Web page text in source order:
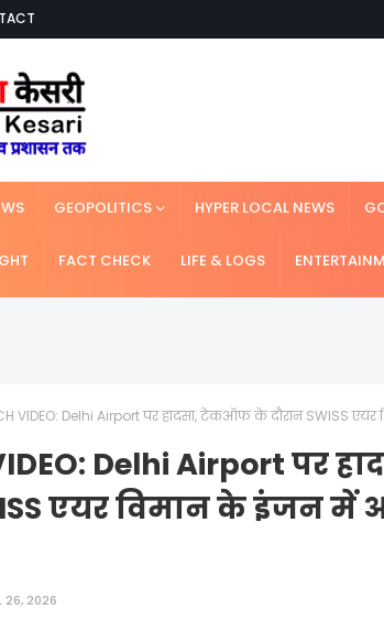
GEOPOLITICS HYPER LOCAL NEWS
FACT CHECK LIFE & LOGS
VIDEO: Delhi Airport पर हादसा, टेकऑफ के दौरान SWISS
Delhi Airport पर
एयर विमान के इंजन में
26, 2026